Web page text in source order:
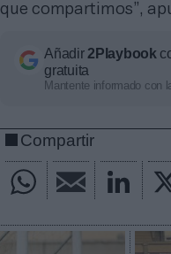
que compartimos”,
Añadir2Playbook
gratuita
Mantente informado con
Compartir